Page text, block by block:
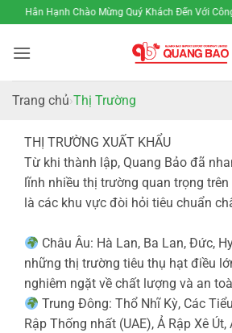
qua
nội
Hân Hạnh Chào Mừng Quý Khách Đến Với
Trang chủ Thị Trường
THỊ TRƯỜNG XUẤT KHẨU
Từ khi thành lập, Quang Bảo đã
lĩnh nhiều thị trường quan trọng
là các khu vực đòi hỏi tiêu chuẩn
Châu Âu: Hà Lan, Ba Lan, Đức,
những thị trường tiêu thụ hạt điều
nghiêm ngặt về chất lượng và an
Trung Đông: Thổ Nhĩ Kỳ, Các
Rập Thống nhất (UAE), Ả Rập Xê